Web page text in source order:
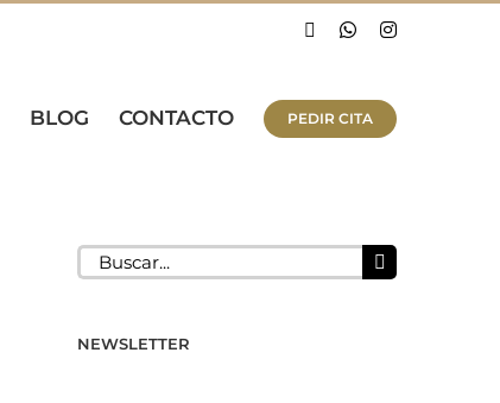
FacebookWhatsAppInstagram
BLOG CONTACTO PEDIR CITA
Buscar:
NEWSLETTER